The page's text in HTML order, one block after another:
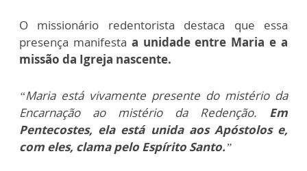
O missionário redentorista destaca que essa
presença manifesta a unidade entre Maria e a
missão da Igreja nascente.
“Maria está vivamente presente do mistério da
Encarnação ao mistério da Redenção. Em
Pentecostes, ela está unida aos Apóstolos e,
com eles, clama pelo Espírito Santo.”